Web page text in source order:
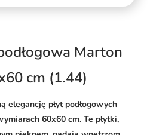
Marton
cm (1.44)
elegancję płyt podłogowych
60x60 cm. Te płytki,